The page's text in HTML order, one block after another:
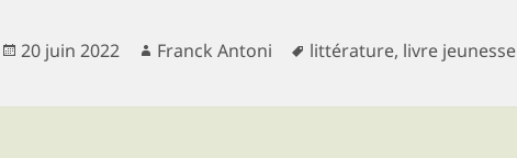
Publié
20 juin 2022 Auteur
Franck Antoni
Mots-
littérature, livre jeunesse